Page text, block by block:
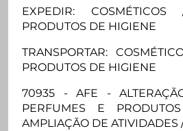
EXPEDIR:
PRODUTOS DE HIGIENE
TRANSPORTAR:
PRODUTOS DE HIGIENE
70935 - AFE -
PERFUMES E
AMPLIAÇÃO DE ATIVIDADES